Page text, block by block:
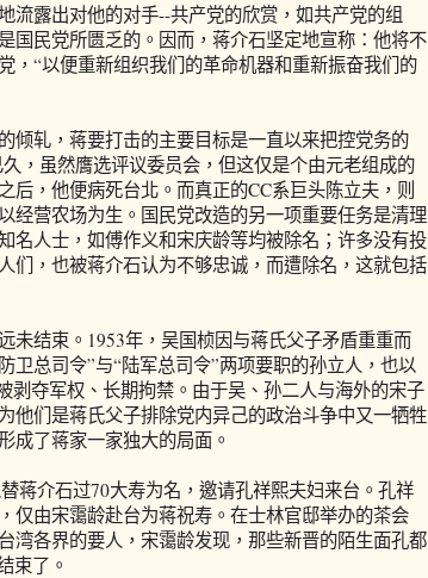
露出对他的对手--共产党的欣赏，如共产党的组
国民党所匮乏的。因而，蒋介石坚定地宣称：他将不
，“以便重新组织我们的革命机器和重新振奋我们的
轧，蒋要打击的主要目标是一直以来把控党务的
，虽然膺选评议委员会，但这仅是个由元老组成的
后，他便病死台北。而真正的CC系巨头陈立夫，则
经营农场为生。国民党改造的另一项重要任务是清理
名人士，如傅作义和宋庆龄等均被除名；许多没有投
们，也被蒋介石认为不够忠诚，而遭除名，这就包括
结束。1953年，吴国桢因与蒋氏父子矛盾重重而
卫总司令”与“陆军总司令”两项要职的孙立人，也以
剥夺军权、长期拘禁。由于吴、孙二人与海外的宋子
他们是蒋氏父子排除党内异己的政治斗争中又一牺牲
成了蒋家一家独大的局面。
介石过70大寿为名，邀请孔祥熙夫妇来台。孔祥
仅由宋霭龄赴台为蒋祝寿。在士林官邸举办的茶会
湾各界的要人，宋霭龄发现，那些新晋的陌生面孔都
束了。